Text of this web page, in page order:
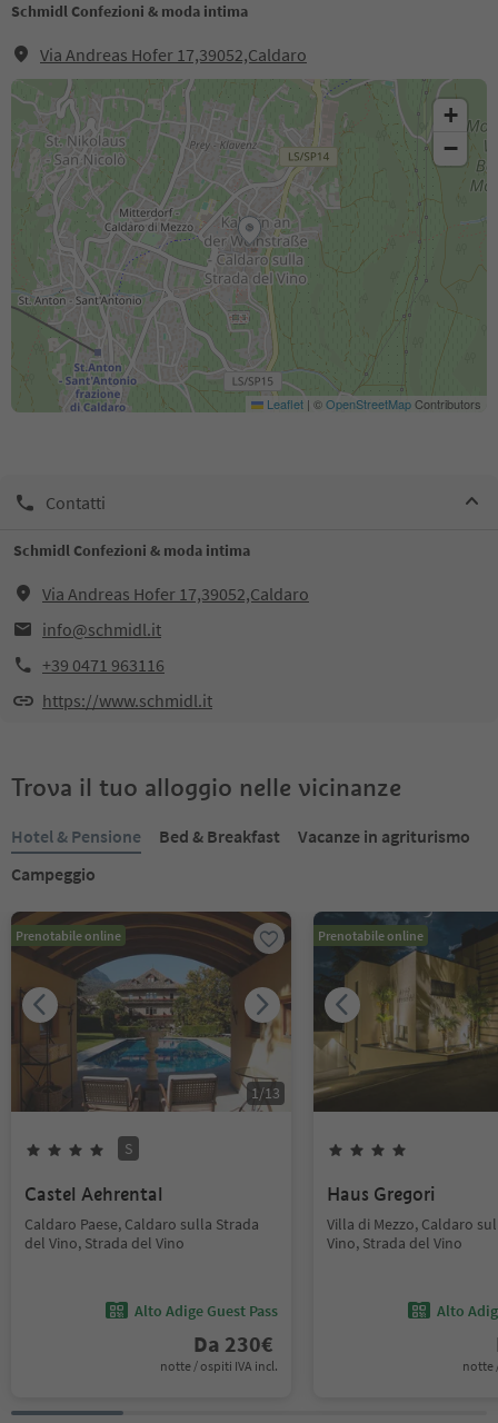
Schmidl Confezioni & moda intima
Via Andreas Hofer 17,39052,Caldaro
+
−
Leaflet | ©OpenStreetMapContributors
Contatti
Schmidl Confezioni & moda intima
Via Andreas Hofer 17,39052,Caldaro
info@schmidl.it
+39 0471 963116
https://www.schmidl.it
Trova il tuo alloggio nelle vicinanze
Hotel & Pensione Bed & Breakfast
Vacanze in agriturismo
Campeggio
Prenotabile online
1/13
S
Castel Aehrental
Caldaro Paese, Caldaro sulla Strada
del Vino, Strada del Vino
Alto Adige Guest Pass
Da 230€
notte / ospiti IVA incl.
Prenotabile online
Haus Gregori
Villa di Mezzo, Caldaro
Vino, Strada del Vino
Alto
notte